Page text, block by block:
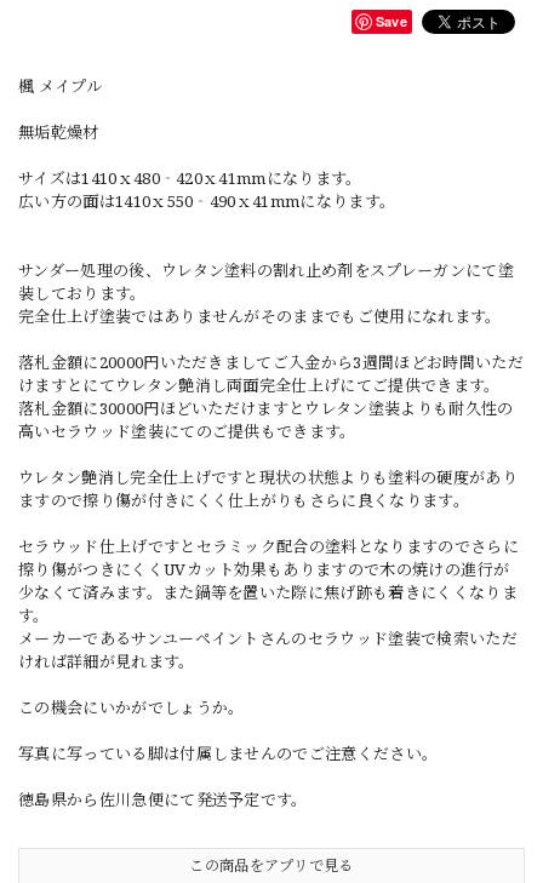
Save
楓 メイプル
無垢乾燥材
サイズは1410ｘ480‐420ｘ41mmになります。
広い方の面は1410ｘ550‐490ｘ41mmになります。
サンダー処理の後、ウレタン塗料の割れ止め剤をスプレーガンにて塗
装しております。
完全仕上げ塗装ではありませんがそのままでもご使用になれます。
落札金額に20000円いただきましてご入金から3週間ほどお時間いただ
けますとにてウレタン艶消し両面完全仕上げにてご提供できます。
落札金額に30000円ほどいただけますとウレタン塗装よりも耐久性の
高いセラウッド塗装にてのご提供もできます。
ウレタン艶消し完全仕上げですと現状の状態よりも塗料の硬度があり
ますので擦り傷が付きにくく仕上がりもさらに良くなります。
セラウッド仕上げですとセラミック配合の塗料となりますのでさらに
擦り傷がつきにくくUVカット効果もありますので木の焼けの進行が
少なくて済みます。また鍋等を置いた際に焦げ跡も着きにくくなりま
す。
メーカーであるサンユーペイントさんのセラウッド塗装で検索いただ
ければ詳細が見れます。
この機会にいかがでしょうか。
写真に写っている脚は付属しませんのでご注意ください。
徳島県から佐川急便にて発送予定です。
この商品をアプリで見る